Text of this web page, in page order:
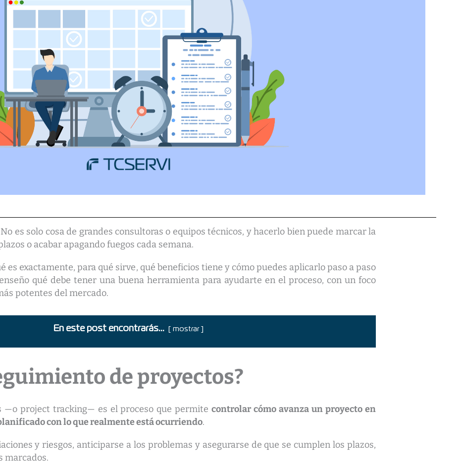
No es solo cosa de grandes consultoras o equipos técnicos, y hacerlo bien puede marcar la
o acabar apagando fuegos cada semana.
es exactamente, para qué sirve, qué beneficios tiene y cómo puedes aplicarlo paso a paso
qué debe tener una buena herramienta para ayudarte en el proceso, con un foco
potentes del mercado.
En este post encontrarás... mostrar
de proyectos?
—o project tracking— es el proceso que permitecontrolar cómo avanza un proyecto en
con lo que realmente está ocurriendo.
y riesgos, anticiparse a los problemas y asegurarse de que se cumplen los plazos,
marcados.